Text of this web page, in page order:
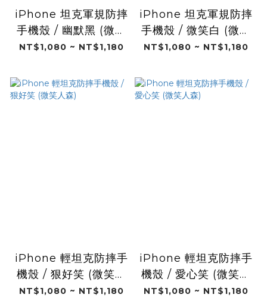
iPhone 坦克軍規防摔
手機殼 / 幽默黑 (微笑
人森)
NT$1,080 ~ NT$1,180
iPhone 坦克軍規防摔
手機殼 / 微笑白 (微笑
人森)
NT$1,080 ~ NT$1,180
iPhone 輕坦克防摔手
機殼 / 狠好笑 (微笑人
森)
NT$1,080 ~ NT$1,180
iPhone 輕坦克防摔手
機殼 / 愛心笑 (微笑人
森)
NT$1,080 ~ NT$1,180